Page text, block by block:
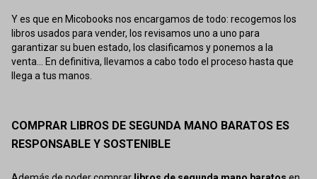
Y es que en Micobooks nos encargamos de todo: recogemos los
libros usados para vender, los revisamos uno a uno para
garantizar su buen estado, los clasificamos y ponemos a la
venta... En definitiva, llevamos a cabo todo el proceso hasta que
llega a tus manos.
COMPRAR LIBROS DE SEGUNDA MANO BARATOS ES
RESPONSABLE Y SOSTENIBLE